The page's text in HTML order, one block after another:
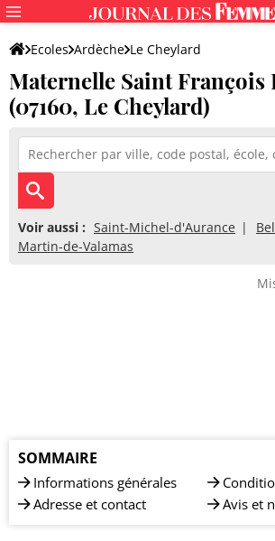
Ecoles Ardèche Le Cheylard
Maternelle Saint François Régis
Maternelle Saint François
(07160, Le Cheylard)
Voir aussi : Saint-Michel-d'Aurance
Martin-de-Valamas
SOMMAIRE
Informations générales
Adresse et contact
Avis et